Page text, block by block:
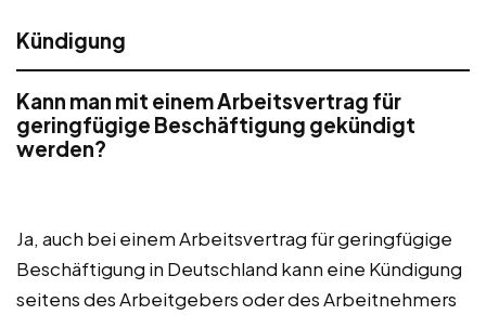
Kündigung
Kann man mit einem Arbeitsvertrag für
geringfügige Beschäftigung gekündigt
werden?
Ja, auch bei einem Arbeitsvertrag für geringfügige
Beschäftigung in Deutschland kann eine Kündigung
seitens des Arbeitgebers oder des Arbeitnehmers